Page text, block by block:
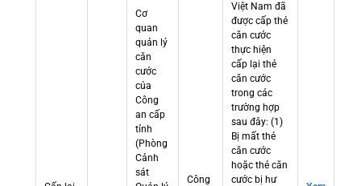
Cơ
quan
quản lý
căn
cước
của
Công
an cấp
tỉnh
(Phòng
Cảnh
sát
Công
Việt Nam đã
được cấp thẻ
căn cước
thực hiện
cấp lại thẻ
căn cước
trong các
trường hợp
sau đây: (1)
Bị mất thẻ
căn cước
hoặc thẻ căn
cước bị hư